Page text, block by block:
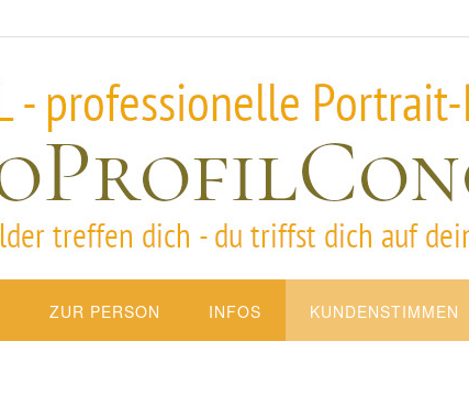
ZUR PERSON INFOS KUNDENSTIMMEN